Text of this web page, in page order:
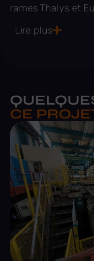
rames Thalys et
Lire plus
CE